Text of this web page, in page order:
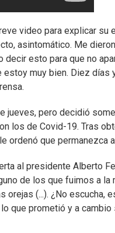
video para explicar su
asintomático. Me
esto para que no
muy bien. Diez
jueves, pero decidió
los de Covid-19. Tras
ordenó que permanezca
al presidente Alberto
de los que fuimos a la
(...). ¿No escucha,
que prometió y a